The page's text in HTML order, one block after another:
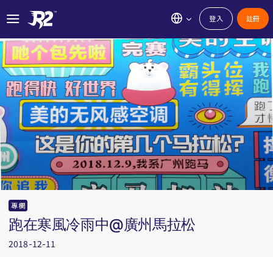
登入 註冊
專欄
跑在寒風冷雨中@廣州馬拉松
2018-12-11